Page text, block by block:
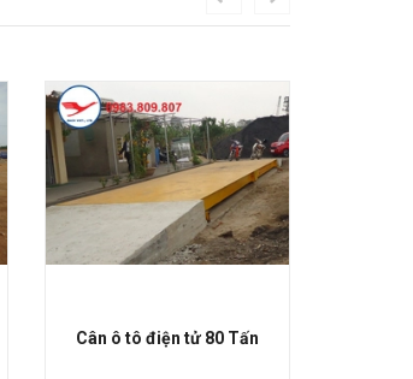
Cân ô tô điện tử 80 Tấn